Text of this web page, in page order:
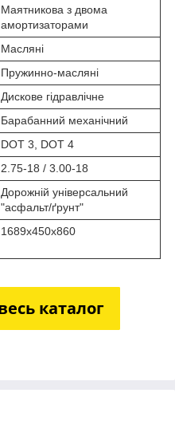
Маятникова з двома
амортизаторами
Масляні
Пружинно-масляні
Дискове гідравлічне
Барабанний механічний
DOT 3, DOT 4
2.75-18 / 3.00-18
Дорожній універсальний
"асфальт/ґрунт"
1689х450х860